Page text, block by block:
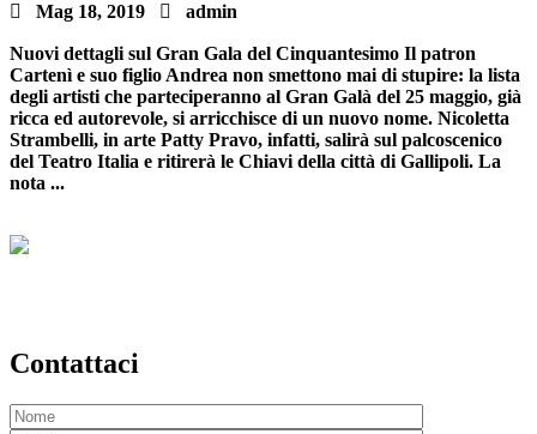
 Mag 18, 2019  admin
Nuovi dettagli sul Gran Gala del Cinquantesimo Il patron
Cartenì e suo figlio Andrea non smettono mai di stupire: la lista
degli artisti che parteciperanno al Gran Galà del 25 maggio, già
ricca ed autorevole, si arricchisce di un nuovo nome. Nicoletta
Strambelli, in arte Patty Pravo, infatti, salirà sul palcoscenico
del Teatro Italia e ritirerà le Chiavi della città di Gallipoli. La
nota ...
Contattaci